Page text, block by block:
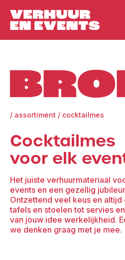
/ assortiment / cocktailmes
Cocktailmes
voor elk
Het juiste verhuurmateriaal
events en een gezellig
Ontzettend veel keus en
tafels en stoelen tot servies
van jouw idee werkelijkheid.
we denken graag met je mee.